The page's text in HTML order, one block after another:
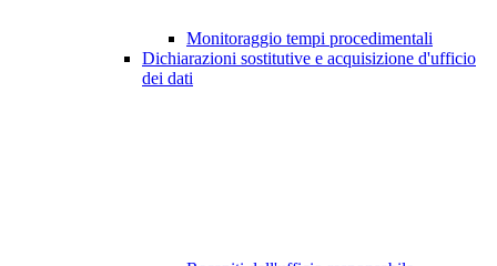
Monitoraggio tempi procedimentali
Dichiarazioni sostitutive e acquisizione d'ufficio
dei dati